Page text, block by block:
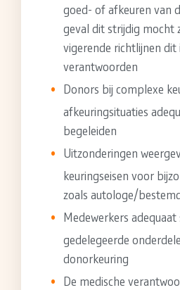
goed- of afkeuren van
geval dit strijdig mocht
vigerende richtlijnen dit
verantwoorden
Donors bij complexe
afkeuringsituaties
begeleiden
Uitzonderingen
keuringseisen voor
zoals autologe/
Medewerkers
gedelegeerde
donorkeuring
De medische